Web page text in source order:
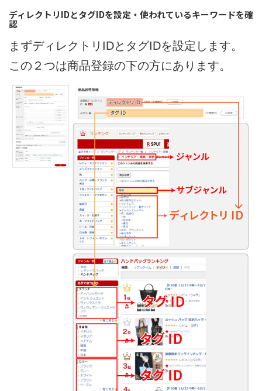
ディレクトリIDとタグIDを設定・使われているキーワードを確
認
まずディレクトリIDとタグIDを設定します。
この２つは商品登録の下の方にあります。